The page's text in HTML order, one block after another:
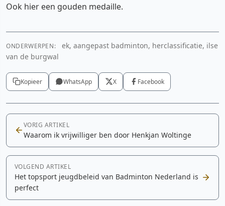
Ook hier een gouden medaille.
ONDERWERPEN:
ek, aangepast badminton, herclassificatie, ilse
van de burgwal
Kopieer WhatsApp X Facebook
VORIG ARTIKEL
Waarom ik vrijwilliger ben door Henkjan Woltinge
VOLGEND ARTIKEL
Het topsport jeugdbeleid van Badminton Nederland is
perfect